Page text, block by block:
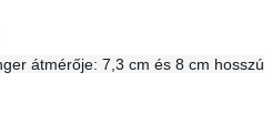
átmérője: 7,3 cm és 8 cm hosszú